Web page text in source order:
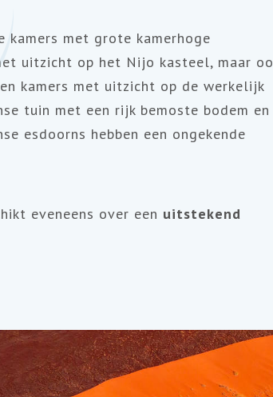
kamers met grote kamerhoge
uitzicht op het Nijo kasteel, maar
kamers met uitzicht op de werkelijk
tuin met een rijk bemoste bodem en
esdoorns hebben een ongekende
eveneens over een uitstekend